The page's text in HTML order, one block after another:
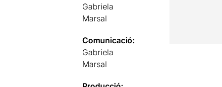
Gabriela
Marsal
Comunicació:
Gabriela
Marsal